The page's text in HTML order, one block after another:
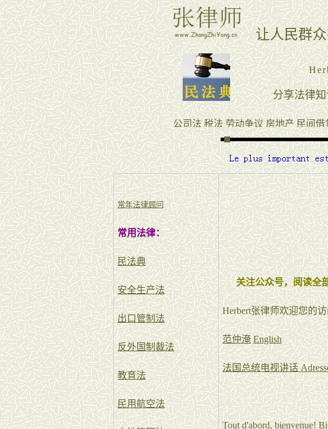
常年法律顾问
常用法律：
民法典
安全生产法
出口管制法
反外国制裁法
教育法
民用航空法
关注公众号，阅读全
Herbert张律师欢迎您的访
范仲淹 English
法国总统电视讲话
Tout d'abord, bienvenue!